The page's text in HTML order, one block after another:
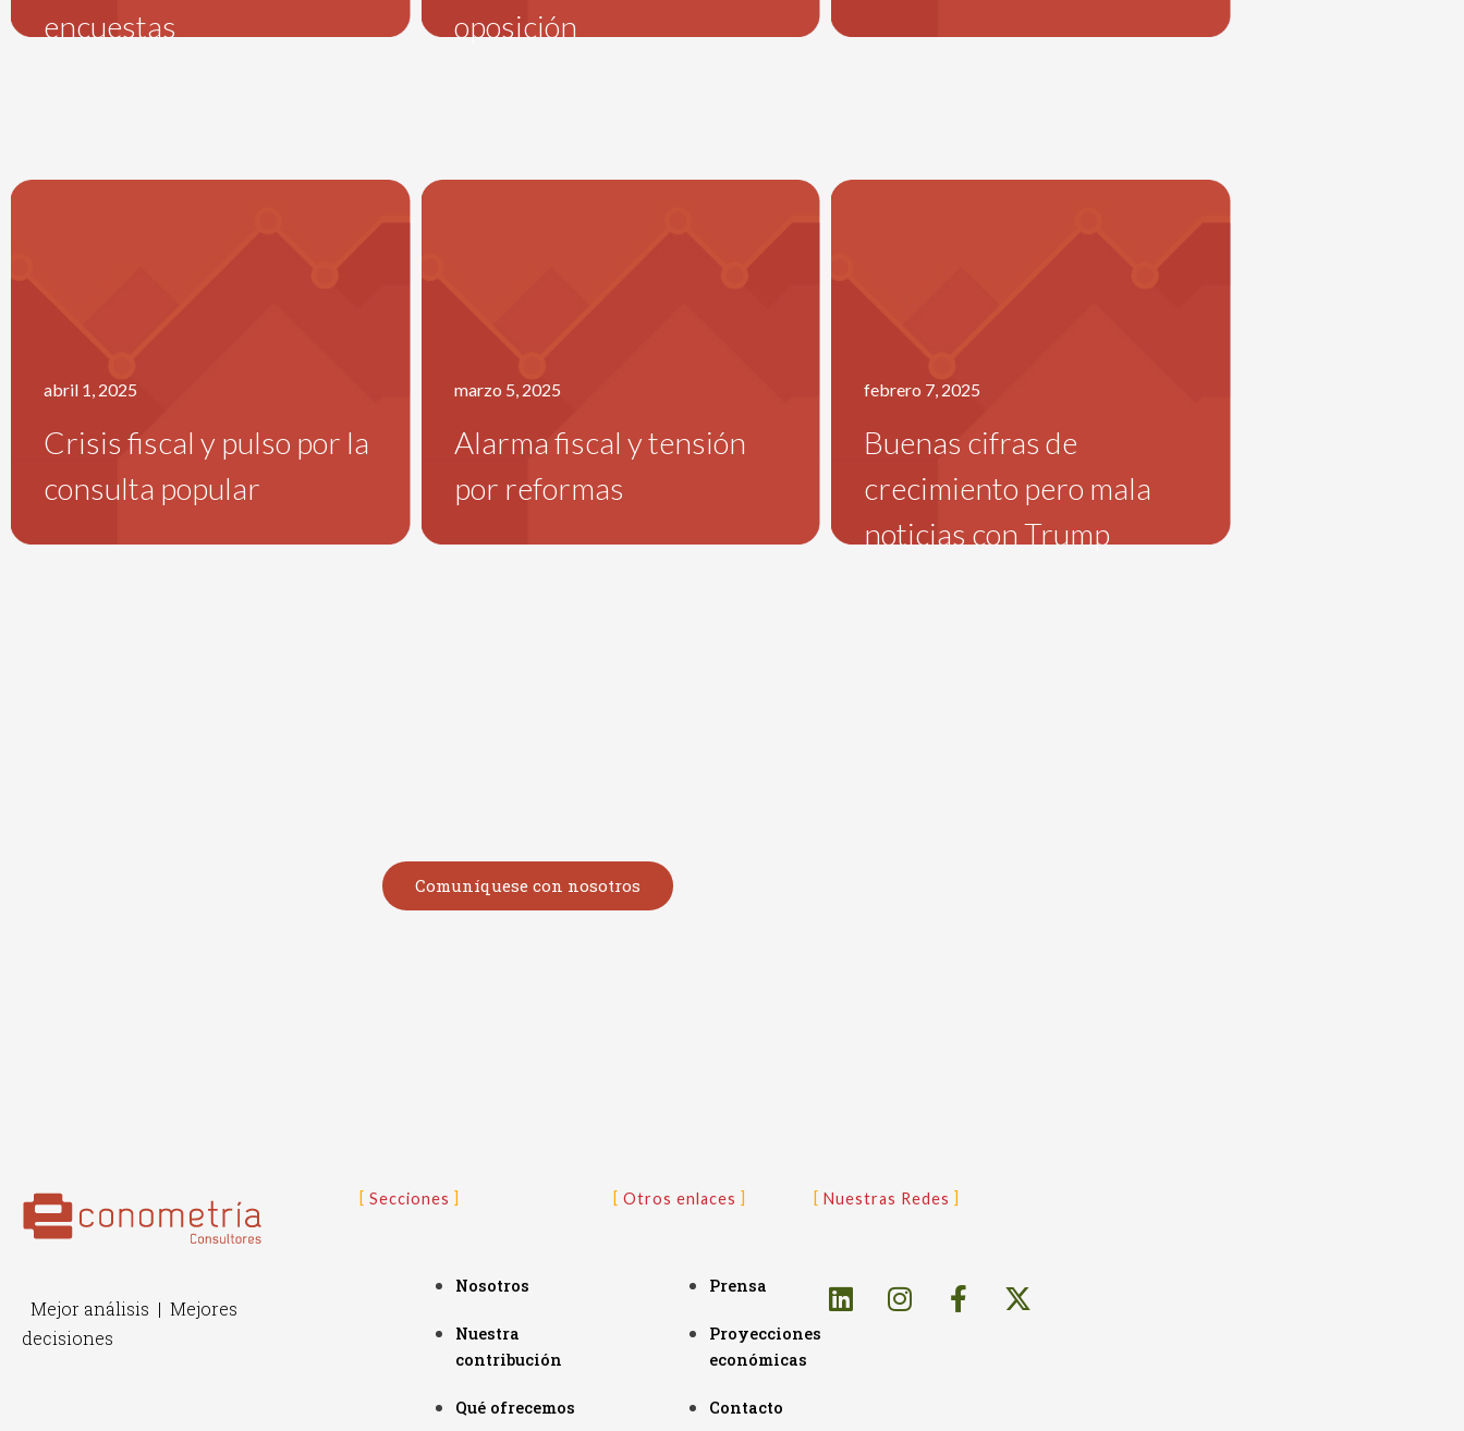
encuestas
oposición
abril 1, 2025
Crisis fiscal y pulso por la
consulta popular
marzo 5, 2025
Alarma fiscal y tensión
por reformas
febrero 7, 2025
Buenas cifras de
crecimiento pero mala
noticias con Trump
Comuníquese con nosotros
Mejor análisis | Mejores
decisiones
Secciones
Nosotros
Nuestra
contribución
Qué ofrecemos
Otros enlaces
Prensa
Proyecciones
económicas
Contacto
Nuestras Redes